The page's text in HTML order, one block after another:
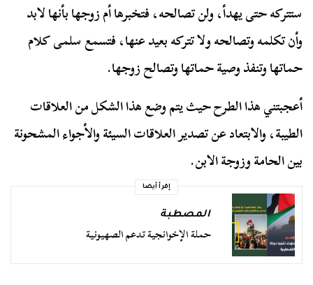
ستتركه حتى يهدأ، ولن تصالحه، فتخبرها أم زوجها بأنها لابد
وأن تكلمه وتصالحه ولا تتركه بعيد عنها، فتسمع سلمى كلام
حماتها وتنفذ وصية حماتها وتصالح زوجها.
أعجبتني هذا الطرح حيث يتم وضع هذا الشكل من العلاقات
الطيبة، والابتعاد عن تصدير العلاقات السيئة والأجواء المشحونة
بين الحامة وزوجة الابن.
إقرأ أيضا
المصطبة
حملة الإخوانجية تدعم الصهيونية